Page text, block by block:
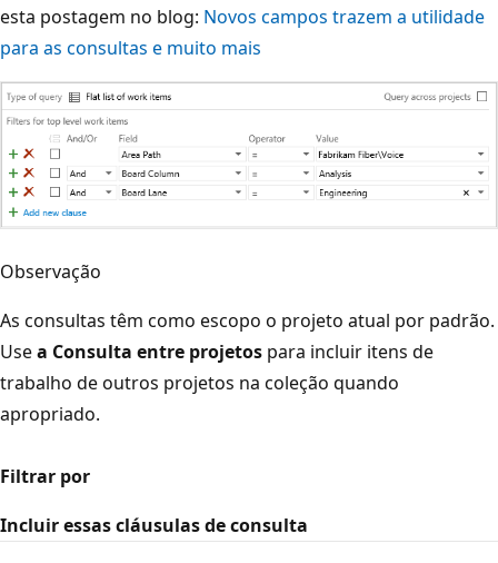
esta postagem no blog: Novos campos trazem a utilidade
para as consultas e muito mais
Observação
As consultas têm como escopo o projeto atual por padrão.
Usea Consulta entre projetos para incluir itens de
trabalho de outros projetos na coleção quando
apropriado.
Filtrar por
Incluir essas cláusulas de consulta